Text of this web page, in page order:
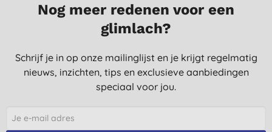
Nog meer redenen voor een
glimlach?
Schrijf je in op onze mailinglijst en je krijgt regelmatig
nieuws, inzichten, tips en exclusieve aanbiedingen
speciaal voor jou.